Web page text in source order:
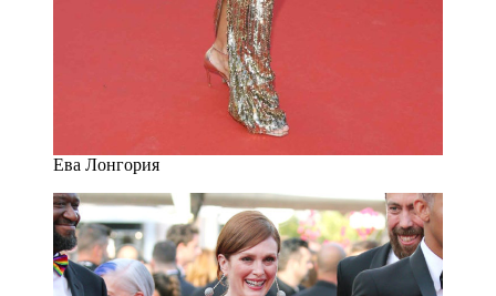
Ева Лонгория